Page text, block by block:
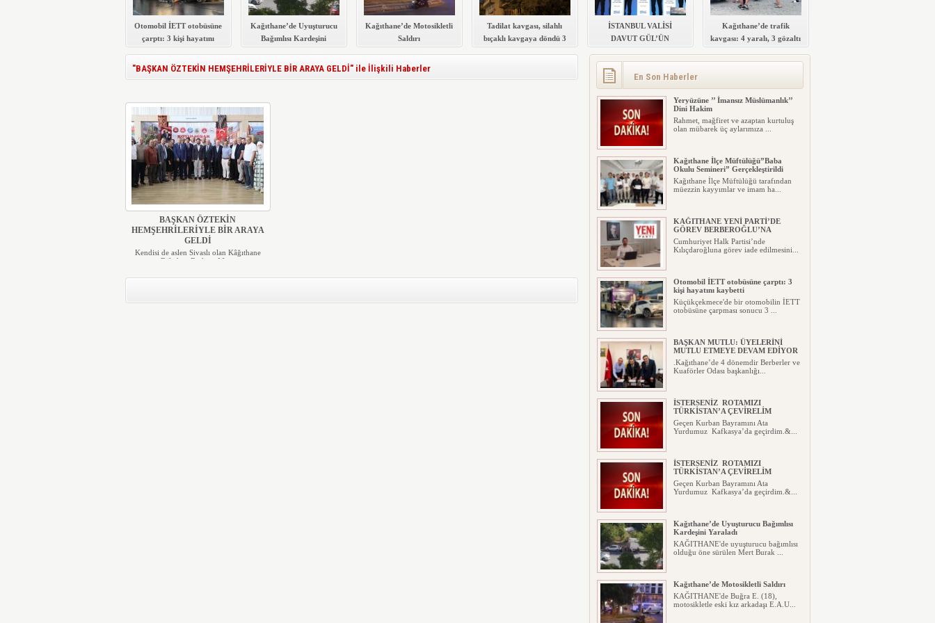
Otomobil İETT otobüsüne
çarptı: 3 kişi hayatını
Kağıthane’de Uyuşturucu
Bağımlısı Kardeşini
Kağıthane’de Motosikletli
Saldırı
Tadilat kavgası, silahlı
bıçaklı kavgaya döndü 3
İSTANBUL VALİSİ
DAVUT GÜL’ÜN
SELİM POLİS
MERKEZİ’NİN TEMELİ
ATILDI
Kağıthane’de trafik
kavgası: 4 yaralı, 3 gözaltı
"BAŞKAN ÖZTEKİN HEMŞEHRİLERİYLE BİR ARAYA GELDİ" ile İlişkili Haberler
BAŞKAN ÖZTEKİN
HEMŞEHRİLERİYLE BİR ARAYA
GELDİ
Kendisi de aslen Sivaslı olan Kâğıthane
Belediye Başkanı Me...
En Son Haberler
Yeryüzüne ’’ İmansız Müslümanlık’’
Dini Hakim
Rahmet, mağfiret ve azaptan kurtuluş
olan mübarek üç aylarımıza ...
Kağıthane İlçe Müftülüğü”Baba
Okulu Semineri” Gerçekleştirildi
Kağıthane İlçe Müftülüğü tarafından
müezzin kayyımlar ve imam ha...
KAĞITHANE YENİ PARTİ’DE
GÖREV BERBEROĞLU’NA
Cumhuriyet Halk Partisi’nde
Kılıçdaroğluna görev iade edilmesini...
Otomobil İETT otobüsüne çarptı: 3
kişi hayatını kaybetti
Küçükçekmece'de bir otomobilin İETT
otobüsüne çarpması sonucu 3 ...
BAŞKAN MUTLU: ÜYELERİNİ
MUTLU ETMEYE DEVAM EDİYOR
.Kağıthane’de 4 dönemdir Berberler ve
Kuaförler Odası başkanlığı...
İSTERSENİZ ROTAMIZI
TÜRKİSTAN’A ÇEVİRELİM
Geçen Kurban Bayramını Ata
Yurdumuz Kafkasya’da geçirdim.&...
İSTERSENİZ ROTAMIZI
TÜRKİSTAN’A ÇEVİRELİM
Geçen Kurban Bayramını Ata
Yurdumuz Kafkasya’da geçirdim.&...
Kağıthane’de Uyuşturucu Bağımlısı
Kardeşini Yaraladı
KAĞITHANE'de uyuşturucu bağımlısı
olduğu öne sürülen Mert Burak ...
Kağıthane’de Motosikletli Saldırı
KAĞITHANE'de Buğra E. (18),
motosikletle eski kız arkadaşı E.A.U...